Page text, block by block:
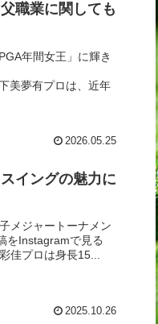
職業に関しても
年間女王」に輝き
美夢有プロは、近年
2026.05.25
イングの魅力に
メジャートーナメン
をInstagramで見る
佳プロは身長15...
2025.10.26